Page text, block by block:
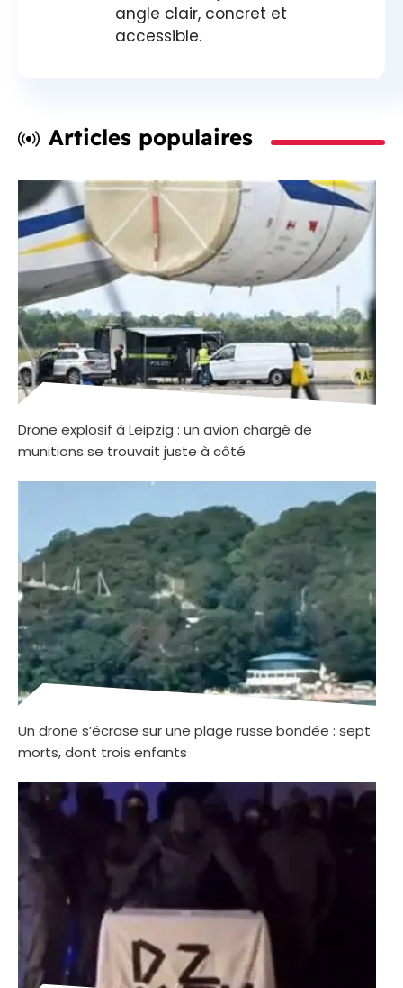
angle clair, concret et
accessible.
Articles populaires
Drone explosif à Leipzig : un avion chargé de
munitions se trouvait juste à côté
Un drone s’écrase sur une plage russe bondée : sept
morts, dont trois enfants